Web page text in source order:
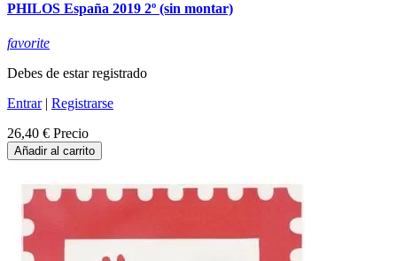
PHILOS España 2019 2º (sin montar)
favorite
Debes de estar registrado
Entrar| Registrarse
26,40 € Precio
Añadir al carrito